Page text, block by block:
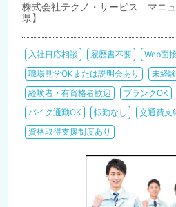
株式会社テクノ・サービス マニ
県】
入社日応相談 履歴書不要
Web面
職場見学OKまたは説明会あり
未経
経験者・有資格者歓迎
ブランクOK
バイク通勤OK
転勤なし 交通費支
資格取得支援制度あり